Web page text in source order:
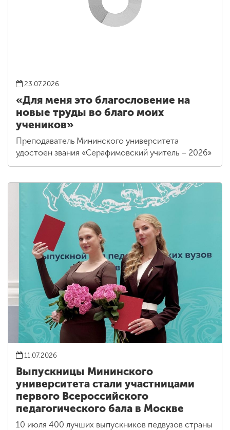
23.07.2026
«Для меня это благословение на
новые труды во благо моих
учеников»
Преподаватель Мининского университета
удостоен звания «Серафимовский учитель – 2026»
11.07.2026
Выпускницы Мининского
университета стали участницами
первого Всероссийского
педагогического бала в Москве
10 июля 400 лучших выпускников педвузов страны